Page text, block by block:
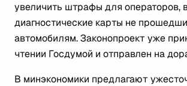
увеличить штрафы для
диагностические карты не
автомобилям. Законопроект уже
чтении Госдумой и отправлен на
В минэкономики предлагают